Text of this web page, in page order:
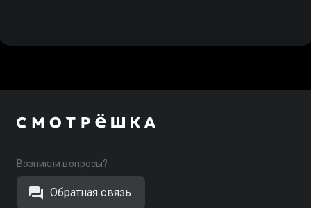
Возникли вопросы?
Обратная связь